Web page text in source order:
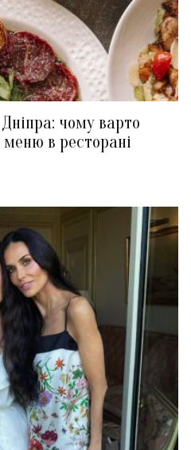
чому варто
в ресторані